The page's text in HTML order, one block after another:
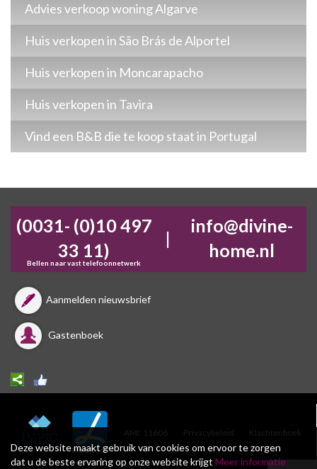
Deze website maakt gebruik van cookies om ervoor te zorgen
dat u de beste ervaring op onze website krijgt Meer informatie
Advies verkoop woning Algarve
Huis verkopen in São Brás de Alportel
Huis verkopen in Moncarapacho
Huis verkopen in Tavira
Vind een B&B die te koop staat in Portugal
(0031- (0)10 497
33 11)
Bellen naar vast telefoonnetwerk
|
info@divine-
home.nl
Aanmelden nieuwsbrief
Gastenboek
AMI: 11606 Privacybeleid Klachtenboek